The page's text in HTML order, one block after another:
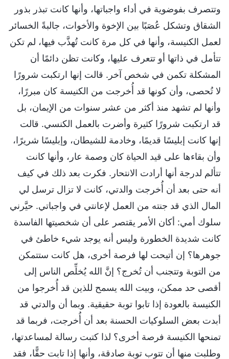
وتتصرف بفوضوية في أداء واجباتها، وأنها كانت تبذر بذور
الشقاق وتشكل عُصَبًا بين الإخوة والأخوات، جالبةً الخسائر
لعمل الكنيسة، وأنها في كل مرة كانت تُهذَّب فيها، لم تكن
تتأمل في ذاتها أو تتعرف عليها، وكانت تظن دائمًا أن
المشكلة تكمن في شخص آخر. قالت إنها ارتكبت شرورًا
لا تُحصى، وأن كونها قد أُخرجت من الكنيسة كان مبررًا،
وأنها لم تشهد منذ أكثر من عشر سنوات من الإيمان، بل
قد ارتكبت شرورًا كثيرة وأضرت بالعمل الكنسي. قالت
إنها كانت إبليسًا قديمًا، وخادمة للشيطان، وإبليسًا شريرًا،
وأن بقاءها على قيد الحياة كان وصمة عار، وأنها كانت
تتألم لدرجة أنها أرادت الانتحار. فكرت بعد ذلك في كيف
أنه حتى بعد أن أُخرجت والدتي، كانت لا تزال ترسل لي
المال الذي قد جنته من العمل لإعانتي في واجباتي. حيَّرني
سلوك أمي: أكان الأمر يقتصر على أن شخصيتها الفاسدة
كانت شديدة الخطورة وليس أنه يوجد شيء خاطئ في
جوهرها؟ إن أتيحت لها فرصة أخرى، هل كانت ستتمكن
من التوبة وتتجنب أن تُخرج؟ إنَّ الله يُخلِّص الناس إلى
أقصى حد ممكن، وبيت الله يسمح للذين قد أُخرجوا من
الكنيسة بالعودة إذا تابوا توبة حقيقية. وبما أن والدتي قد
أبدت بعض السلوكيات الحسنة بعد أن أُخرجت، فربما قد
تمنحها الكنيسة فرصة أخرى؟ لذا كتبت رسالة لمساعدتها،
وطلبت منها أن تتوب توبة صادقة، وأنها إذا تابت حقًّا، فقد